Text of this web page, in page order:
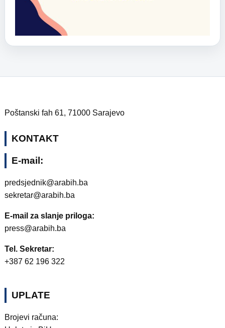
Poštanski fah 61, 71000 Sarajevo
KONTAKT
E-mail:
predsjednik@arabih.ba
sekretar@arabih.ba
E-mail za slanje priloga:
press@arabih.ba
Tel. Sekretar:
+387 62 196 322
UPLATE
Brojevi računa: